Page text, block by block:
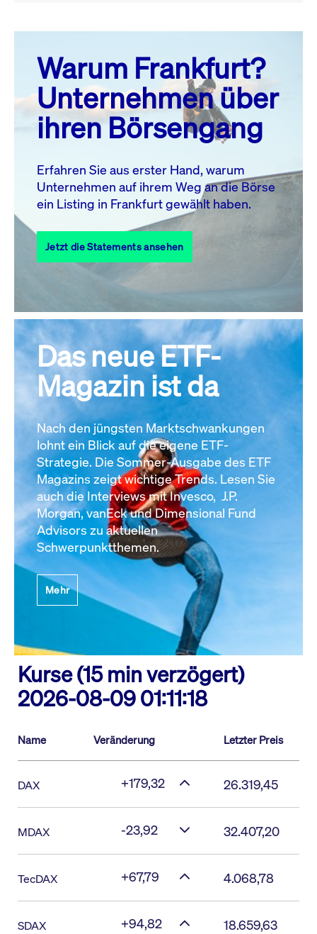
August 26
MO. DI. MI. DO. FR. SA. SO.
1
2
3
4 5 6 7 8
10 11 13 14
17
18 19 20 21 22
23
27 28
31
Alle Events
Warum Frankfurt?
Unternehmen über
ihren Börsengang
Erfahren Sie aus erster Hand, warum
Unternehmen auf ihrem Weg an die Börse
ein Listing in Frankfurt gewählt haben.
Jetzt die Statements ansehen
Das neue ETF-
Magazin ist da
Nach den jüngsten Marktschwankungen
lohnt ein Blick auf die eigene ETF-
Strategie. Die Sommer-Ausgabe des ETF
Magazins zeigt wichtige Trends. Lesen Sie
auch die Interviews mit Invesco, J.P.
Morgan, vanEck und Dimensional Fund
Advisors zu aktuellen
Schwerpunktthemen.
Mehr
Kurse (15 min verzögert)
2026-08-09 01:11:18
Name Veränderung Letzter Preis
DAX +179,32 26.319,45
MDAX -23,92 32.407,20
TecDAX +67,79 4.068,78
SDAX +94,82 18.659,63